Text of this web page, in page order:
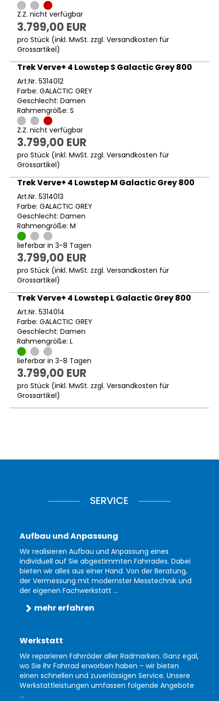
Z.Z. nicht verfügbar
3.799,00 EUR
pro Stück (inkl. MwSt. zzgl. Versandkosten für
Grossartikel)
Trek Verve+ 4 Lowstep S Galactic Grey 800
Art.Nr. 5314012
Farbe: GALACTIC GREY
Geschlecht: Damen
Rahmengröße: S
Z.Z. nicht verfügbar
3.799,00 EUR
pro Stück (inkl. MwSt. zzgl. Versandkosten für
Grossartikel)
Trek Verve+ 4 Lowstep M Galactic Grey 800
Art.Nr. 5314013
Farbe: GALACTIC GREY
Geschlecht: Damen
Rahmengröße: M
lieferbar in 3-8 Tagen
3.799,00 EUR
pro Stück (inkl. MwSt. zzgl. Versandkosten für
Grossartikel)
Trek Verve+ 4 Lowstep L Galactic Grey 800
Art.Nr. 5314014
Farbe: GALACTIC GREY
Geschlecht: Damen
Rahmengröße: L
lieferbar in 3-8 Tagen
3.799,00 EUR
pro Stück (inkl. MwSt. zzgl. Versandkosten für
Grossartikel)
SERVICE
Aufbau und Anpassung
Wir realisieren Aufbau und Anpassung eines
individuell auf Sie abgestimmten Fahrrades. Dabei
bieten wir alles aus einer Hand. Von der Beratung,
der Vermessung mit modernster Messtechnik und
der eigenen Fachwerkstatt ...
mehr erfahren
Werkstatt
Wir reparieren Fahrräder aller Radmarken. Ganz egal,
wo Sie Ihr Fahrrad erworben haben – wir bieten
einen schnellen und zuverlässigen Service. Unsere
Werkstattleistungen umfassen folgende Angebote
...